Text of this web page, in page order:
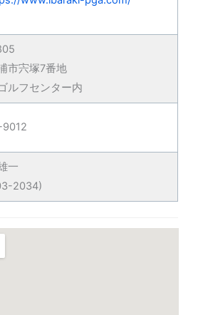
市宍塚7番地
ルフセンター内
一
2034)